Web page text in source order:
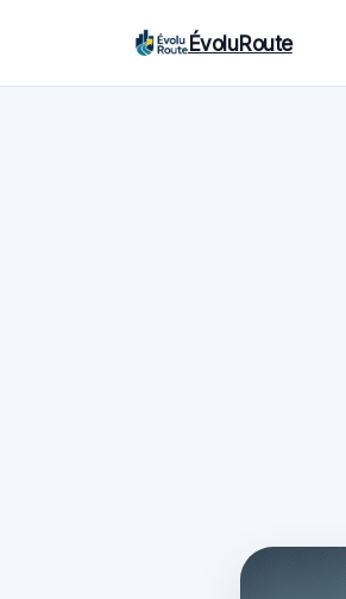
ÉvoluRoute